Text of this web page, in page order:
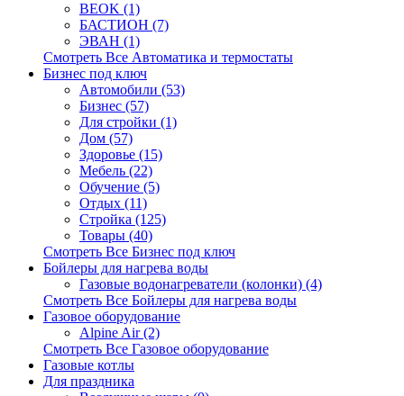
BEOK (1)
БАСТИОН (7)
ЭВАН (1)
Смотреть Все Автоматика и термостаты
Бизнес под ключ
Автомобили (53)
Бизнес (57)
Для стройки (1)
Дом (57)
Здоровье (15)
Мебель (22)
Обучение (5)
Отдых (11)
Стройка (125)
Товары (40)
Смотреть Все Бизнес под ключ
Бойлеры для нагрева воды
Газовые водонагреватели (колонки) (4)
Смотреть Все Бойлеры для нагрева воды
Газовое оборудование
Alpine Air (2)
Смотреть Все Газовое оборудование
Газовые котлы
Для праздника